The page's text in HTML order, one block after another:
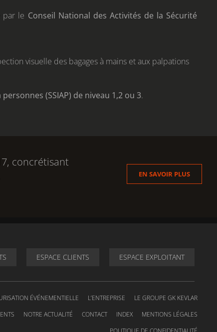
par le Conseil National des Activités de la Sécurité
visuelle des bagages à mains et aux palpations
(SSIAP) de niveau 1,2 ou 3.
concrétisant
EN SAVOIR PLUS
ESPACE CLIENTS ESPACE EXPLOITANT
ÉVÉNEMENTIELLE L’ENTREPRISE
LE GROUPE GK KEVLAR
NOTRE ACTUALITÉ CONTACT INDEX
MENTIONS LÉGALES